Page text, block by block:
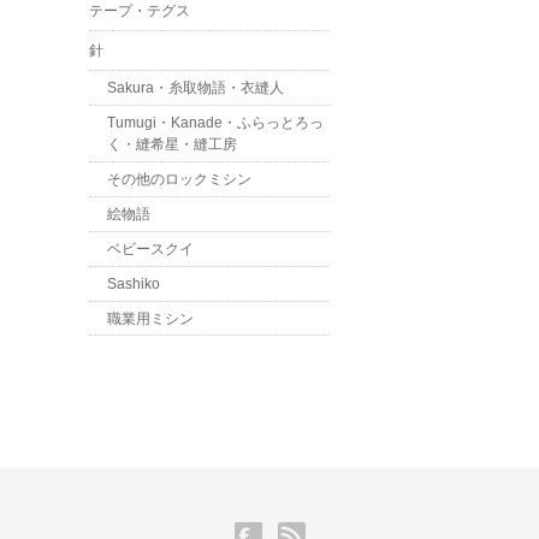
テープ・テグス
針
Sakura・糸取物語・衣縫人
Tumugi・Kanade・ふらっとろっ
く・縫希星・縫工房
その他のロックミシン
絵物語
ベビースクイ
Sashiko
職業用ミシン